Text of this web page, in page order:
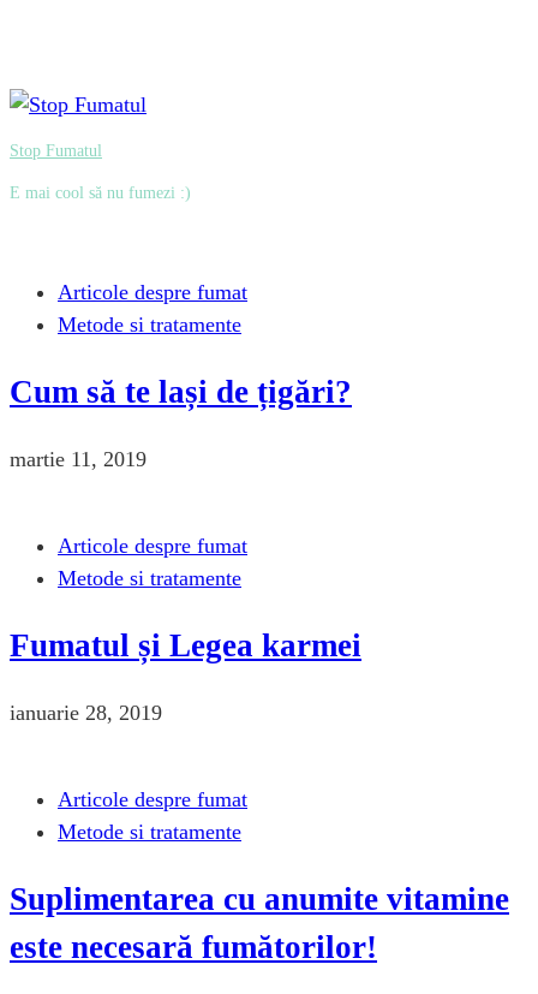
Stop Fumatul
E mai cool să nu fumezi :)
Articole despre fumat
Metode si tratamente
Cum să te lași de țigări?
martie 11, 2019
Articole despre fumat
Metode si tratamente
Fumatul și Legea karmei
ianuarie 28, 2019
Articole despre fumat
Metode si tratamente
Suplimentarea cu anumite vitamine
este necesară fumătorilor!